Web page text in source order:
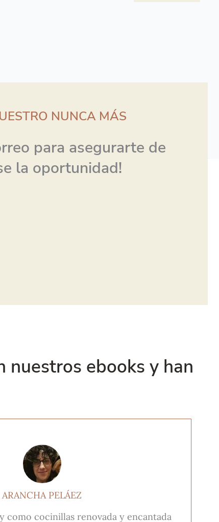
NUNCA MÁS
para asegurarte de
la oportunidad!
nuestros ebooks y han
ARANCHA PELÁEZ
como cocinillas renovada y encantada